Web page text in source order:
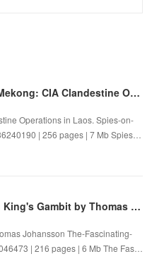
Read online: Spies on the Mekong: CIA Clandestine Operations in Laos
Operations in Laos. Spies-on-
| 256 pages | 7 Mb Spies…
[Pdf/ePub] The Fascinating King's Gambit by Thomas Johansson download ebook
Johansson The-Fascinating-
| 216 pages | 6 Mb The Fas…